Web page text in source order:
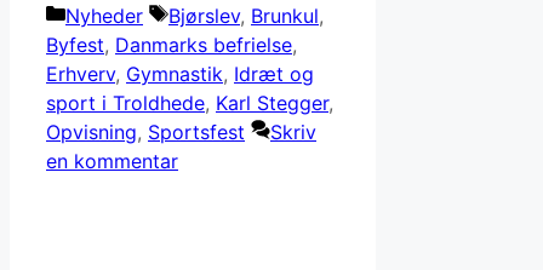
Kategorier
Nyheder Tags
Bjørslev, Brunkul,
Byfest, Danmarks befrielse,
Erhverv, Gymnastik, Idræt og
sport i Troldhede, Karl Stegger,
Opvisning, Sportsfest
Skriv
en kommentar